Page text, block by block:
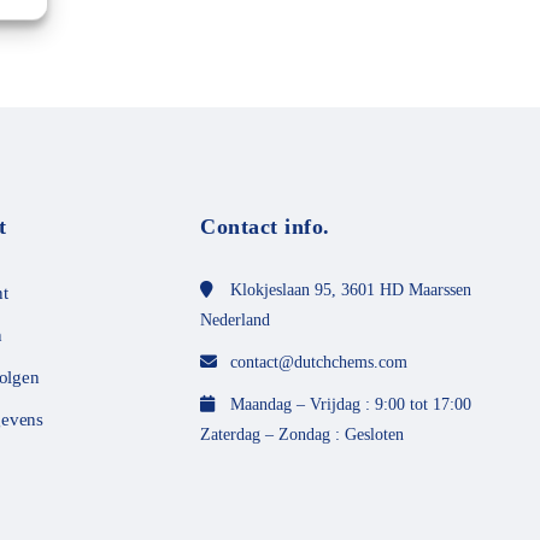
Contact info.
Klokjeslaan 95, 3601 HD Maarssen
Nederland
contact@dutchchems.com
Maandag – Vrijdag : 9:00 tot 17:00
Zaterdag – Zondag : Gesloten